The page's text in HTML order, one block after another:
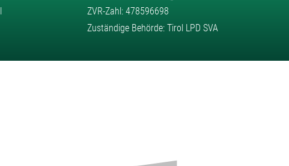
ZVR-Zahl: 478596698
Zuständige Behörde: Tirol LPD SVA